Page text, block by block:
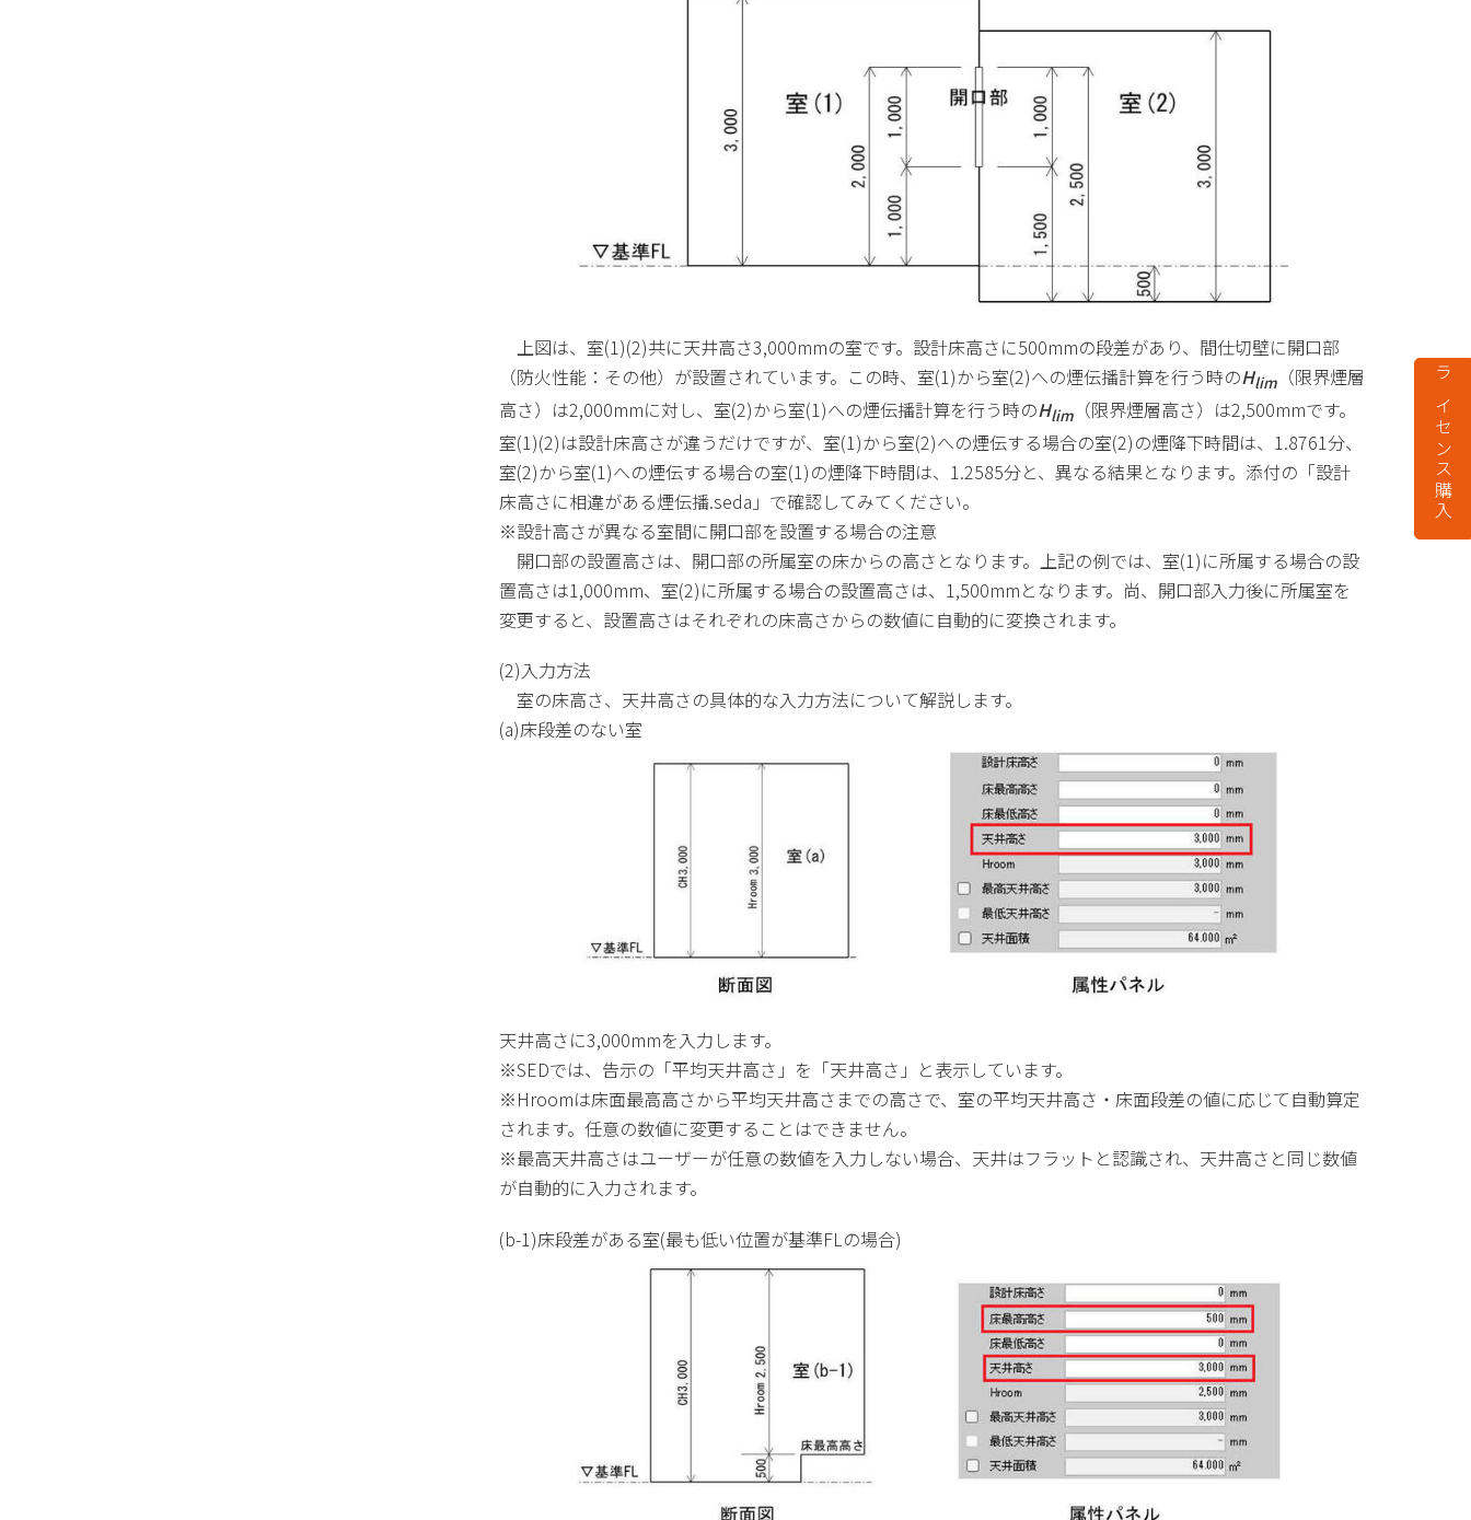
上図は、室(1)(2)共に天井高さ3,000mmの室です。設計床高さに500mmの段差があり、間仕切壁に開口部
（防火性能：その他）が設置されています。この時、室(1)から室(2)への煙伝播計算を行う時のHlim （限界煙層
高さ）は2,000mmに対し、室(2)から室(1)への煙伝播計算を行う時のHlim （限界煙層高さ）は2,500mmです。
室(1)(2)は設計床高さが違うだけですが、室(1)から室(2)への煙伝する場合の室(2)の煙降下時間は、 1.8761分、
室(2)から室(1)への煙伝する場合の室(1)の煙降下時間は、 1.2585分と、異なる結果となります。添付の「設計
床高さに相違がある煙伝播.seda 」で確認してみてください。
※設計高さが異なる室間に開口部を設置する場合の注意
開口部の設置高さは、開口部の所属室の床からの高さとなります。上記の例では、室(1)に所属する場合の設
置高さは1,000mm、室(2)に所属する場合の設置高さは、 1,500mmとなります。尚、開口部入力後に所属室を
変更すると、設置高さはそれぞれの床高さからの数値に自動的に変換されます。
(2)入力方法
室の床高さ、天井高さの具体的な入力方法について解説します。
(a)床段差のない室
天井高さに3,000mmを入力します。
※SEDでは、告示の「平均天井高さ」を「天井高さ」と表示しています。
※Hroomは床面最高高さから平均天井高さまでの高さで、室の平均天井高さ・床面段差の値に応じて自動算定
されます。任意の数値に変更することはできません。
※最高天井高さはユーザーが任意の数値を入力しない場合、天井はフラットと認識され、天井高さと同じ数値
が自動的に入力されます。
(b-1)床段差がある室(最も低い位置が基準FL の場合)
ライセンス購入